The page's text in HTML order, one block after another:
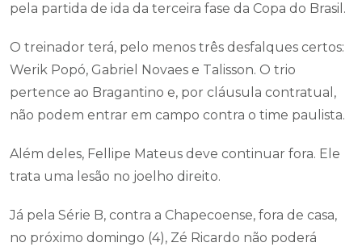
pela partida de ida da terceira fase da Copa do Brasil.
O treinador terá, pelo menos três desfalques certos:
Werik Popó, Gabriel Novaes e Talisson. O trio
pertence ao Bragantino e, por cláusula contratual,
não podem entrar em campo contra o time paulista.
Além deles, Fellipe Mateus deve continuar fora. Ele
trata uma lesão no joelho direito.
Já pela Série B, contra a Chapecoense, fora de casa,
no próximo domingo (4), Zé Ricardo não poderá